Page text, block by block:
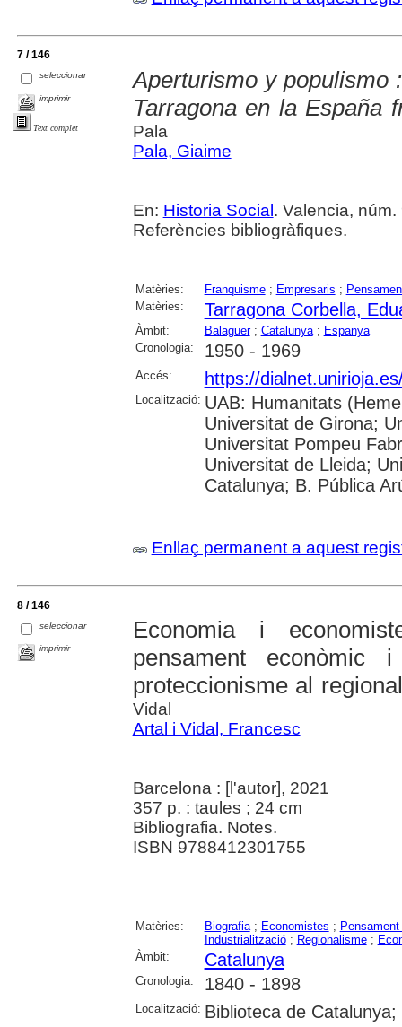
7 / 146
seleccionar
imprimir
Text complet
Aperturismo y populismo
Tarragona en la España
Pala
Pala, Giaime
En: Historia Social. Valencia,
Referències bibliogràfiques.
Matèries: Franquisme; Empresaris ;
Matèries:
Tarragona Corbella,
Àmbit: Balaguer; Catalunya; Espanya
Cronologia:
1950 - 1969
Accés: https://
Localització: UAB: Humanitats
Universitat de Girona;
Universitat Pompeu
Universitat de Lleida;
Catalunya; B. Pública
Enllaç permanent a aquest
8 / 146
seleccionar
imprimir
Economia i
pensament
proteccionisme al
Vidal
Artal i Vidal, Francesc
Barcelona : [l'autor], 2021
357 p. : taules ; 24 cm
Bibliografia. Notes.
ISBN 9788412301755
Matèries: Biografia; Economistes ;
Industrialització; Regionalisme;
Àmbit:
Catalunya
Cronologia: 1840 - 1898
Localització: Biblioteca de